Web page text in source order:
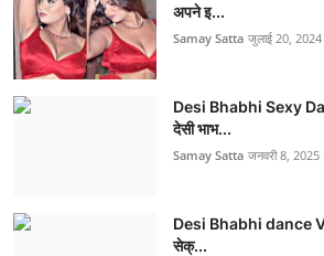
अपने इ...
Samay Satta जुलाई 20, 2024
Desi Bhabhi Sexy
देसी भाभ...
Samay Satta जनवरी 8, 2025
Desi Bhabhi dance
सेक्...